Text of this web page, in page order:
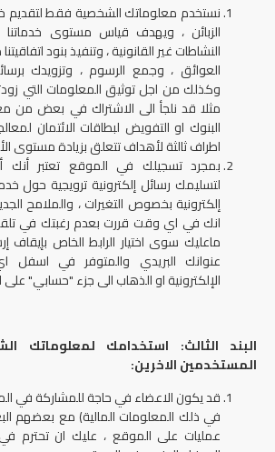
نستخدم معلوماتك الشخصية فقط
الزبائن ، ويهدف قياس مستوى
النشاطات غير القانونية ، وتنفيذ بنود
العوائق ، وجمع الرسوم ، وتزويدك
وكذلك من اجل توثيق المعلومات التي
مثلا قد نلجأ الى الاشتراك في بعض من
البنوك او التفويض لبطاقات الائتمان
اطراف ثالثة لأهداف تتعلق بزيادة مستوى
بمجرد تسجيلك في الموقع تعتبر أنك
لتسليمك رسائل إلكترونية ترويجية حول
إلكترونية بخصوص التغيرات ، والملامح
انك في اي وقت قررت بعدم رغبتك في
ماعليك سوى اختيار الرابط الخاص بإيقاف
عنوانك البريدي والمتوفر في
الإلكترونية او الذهاب الى جزء "حسابي"
البند الثالث: استخدامك لمعلوماتك
المستخدمين الاخرين:
قد يكون الاعضاء في حاجة للمشاركة في
في ذلك المعلومات المالية) مع بعضهم
عمليات على الموقع ، عليك ان تحترم